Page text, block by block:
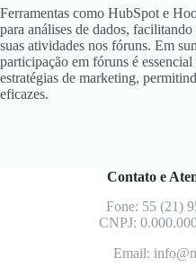
Ferramentas como HubSpot e
para análises de dados,
suas atividades nos fóruns. Em
participação em fóruns é
estratégias de marketing,
eficazes.
Contato e
Fone: 55 (21)
CNPJ:
Email: